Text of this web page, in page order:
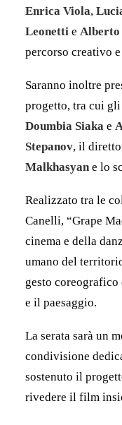
Enrica Viola,
Leonetti e Alberto
percorso creativo
Saranno inoltre
progetto, tra cui
Doumbia Siaka e
Stepanov, il
Malkhasyane lo
Realizzato tra le
Canelli, “Grape
cinema e della
umano del
gesto
e il paesaggio.
La serata sarà un
condivisione
sostenuto il
rivedere il film